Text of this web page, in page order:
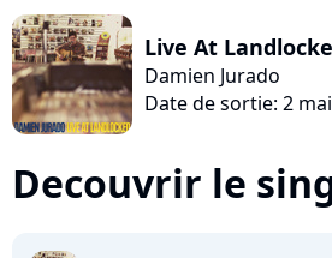
Live At
Damien Jurado
Date de sortie: 2
Decouvrir le